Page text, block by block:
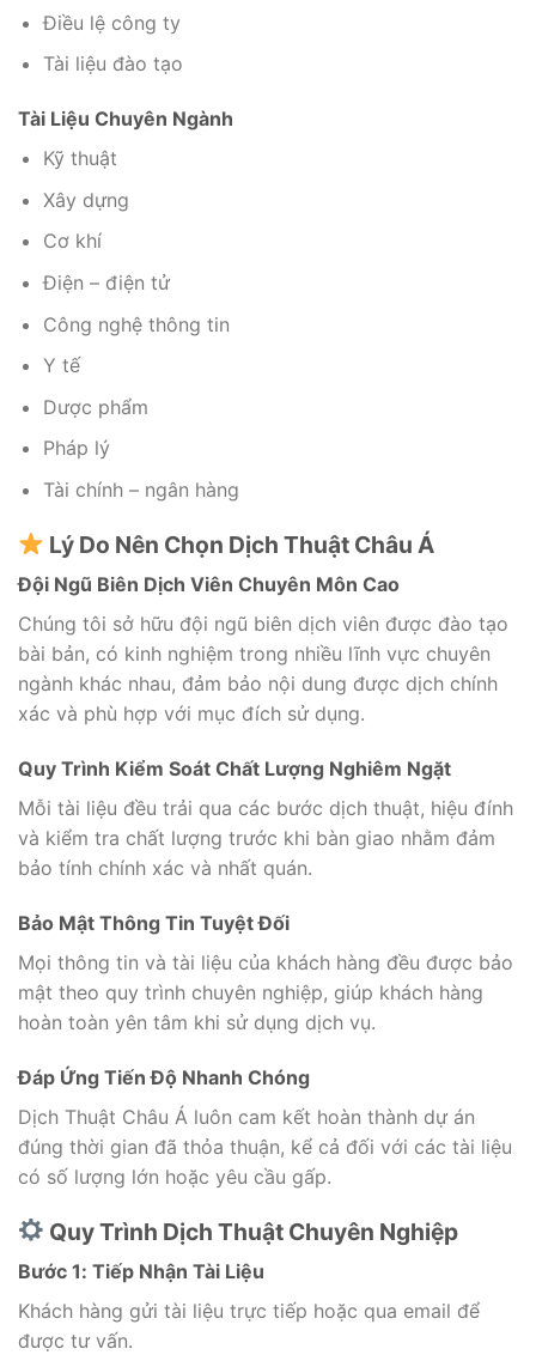
Điều lệ công ty
Tài liệu đào tạo
Tài Liệu Chuyên Ngành
Kỹ thuật
Xây dựng
Cơ khí
Điện – điện tử
Công nghệ thông tin
Y tế
Dược phẩm
Pháp lý
Tài chính – ngân hàng
Lý Do Nên Chọn Dịch Thuật Châu Á
Đội Ngũ Biên Dịch Viên Chuyên Môn Cao
Chúng tôi sở hữu đội ngũ biên dịch viên được đào tạo
bài bản, có kinh nghiệm trong nhiều lĩnh vực chuyên
ngành khác nhau, đảm bảo nội dung được dịch chính
xác và phù hợp với mục đích sử dụng.
Quy Trình Kiểm Soát Chất Lượng Nghiêm Ngặt
Mỗi tài liệu đều trải qua các bước dịch thuật, hiệu đính
và kiểm tra chất lượng trước khi bàn giao nhằm đảm
bảo tính chính xác và nhất quán.
Bảo Mật Thông Tin Tuyệt Đối
Mọi thông tin và tài liệu của khách hàng đều được bảo
mật theo quy trình chuyên nghiệp, giúp khách hàng
hoàn toàn yên tâm khi sử dụng dịch vụ.
Đáp Ứng Tiến Độ Nhanh Chóng
Dịch Thuật Châu Á luôn cam kết hoàn thành dự án
đúng thời gian đã thỏa thuận, kể cả đối với các tài liệu
có số lượng lớn hoặc yêu cầu gấp.
Quy Trình Dịch Thuật Chuyên Nghiệp
Bước 1: Tiếp Nhận Tài Liệu
Khách hàng gửi tài liệu trực tiếp hoặc qua email để
được tư vấn.